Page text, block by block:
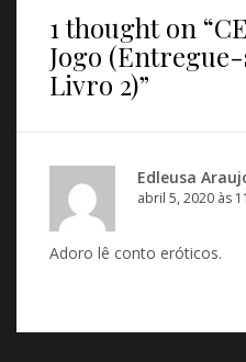
s
1 thought on “
Jogo
Livro 2)”
Edleusa
abril 5, 2020 às
Adoro lê conto eróticos.